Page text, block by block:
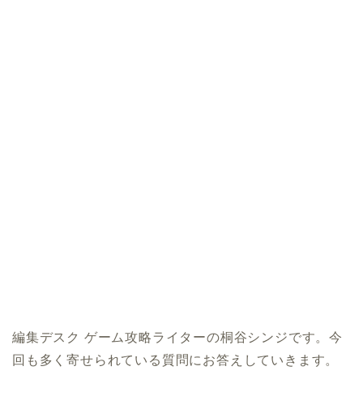
編集デスク ゲーム攻略ライターの桐谷シンジです。今
回も多く寄せられている質問にお答えしていきます。